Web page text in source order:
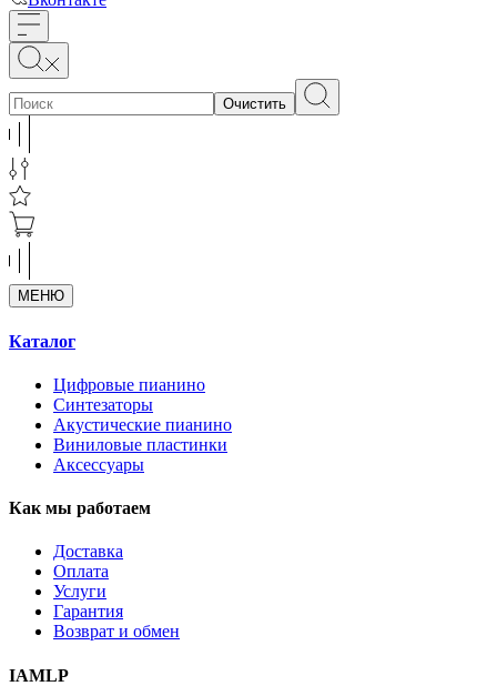
Очистить
МЕНЮ
Каталог
Цифровые пианино
Синтезаторы
Акустические пианино
Виниловые пластинки
Аксессуары
Как мы работаем
Доставка
Оплата
Услуги
Гарантия
Возврат и обмен
IAMLP